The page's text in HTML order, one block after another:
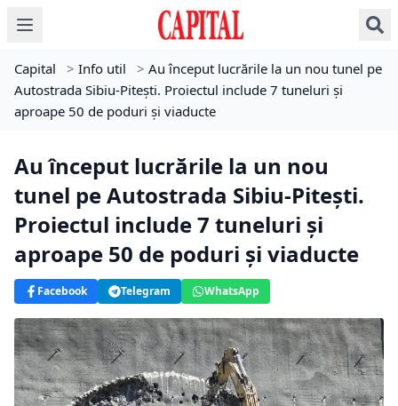
Capital > Info util > Au început lucrările la un nou tunel pe
Autostrada Sibiu-Pitești. Proiectul include 7 tuneluri și
aproape 50 de poduri și viaducte
Au început lucrările la un nou
tunel pe Autostrada Sibiu-Pitești.
Proiectul include 7 tuneluri și
aproape 50 de poduri și viaducte
Facebook Telegram WhatsApp